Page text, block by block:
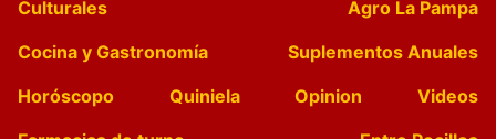
Culturales
Agro La Pampa
Cocina y Gastronomía
Suplementos Anuales
Horóscopo
Quiniela Opinion
Videos